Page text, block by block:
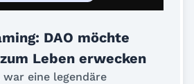
DAO möchte
Leben erwecken
eine legendäre